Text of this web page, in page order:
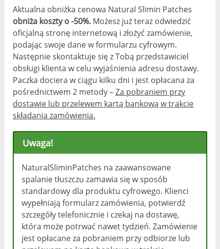
Aktualna obniżka cenowa Natural Slimin Patches
obniża koszty o -50%. Możesz już teraz odwiedzić
oficjalną stronę internetową i złożyć zamówienie,
podając swoje dane w formularzu cyfrowym.
Następnie skontaktuje się z Tobą przedstawiciel
obsługi klienta w celu wyjaśnienia adresu dostawy.
Paczka dociera w ciągu kilku dni i jest opłacana za
pośrednictwem 2 metody –Za pobraniem przy
dostawie lub przelewem kartą bankową w trakcie
składania zamówienia.
Uwaga!
NaturalSliminPatches na zaawansowane
spalanie tłuszczu zamawia się w sposób
standardowy dla produktu cyfrowego. Klienci
wypełniają formularz zamówienia, potwierdź
szczegóły telefonicznie i czekaj na dostawę,
która może potrwać nawet tydzień. Zamówienie
jest opłacane za pobraniem przy odbiorze lub